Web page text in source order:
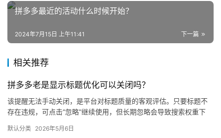
媒
体
区
登录 注册
拼多多最近的活动什么时候开始？
下一篇
2024年7月15日 上午11:41
相关推荐
拼多多老是显示标题优化可以关闭吗？
该提醒无法手动关闭，是平台对标题质量的客观评估。只要标题不
存在违规，可点击“忽略”继续使用，但长期忽略会导致搜索权重下
默认分类 2026年5月6日